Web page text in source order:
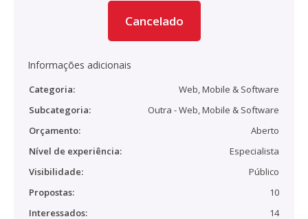
Cancelado
Informações adicionais
Categoria:
Web, Mobile & Software
Subcategoria:
Outra - Web, Mobile & Software
Orçamento:
Aberto
Nível de experiência:
Especialista
Visibilidade:
Público
Propostas:
10
Interessados:
14